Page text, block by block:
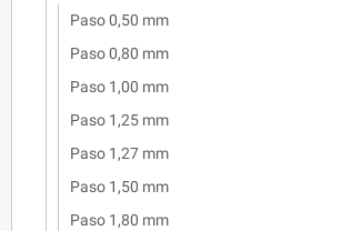
Paso 0,50 mm
Paso 0,80 mm
Paso 1,00 mm
Paso 1,25 mm
Paso 1,27 mm
Paso 1,50 mm
Paso 1,80 mm